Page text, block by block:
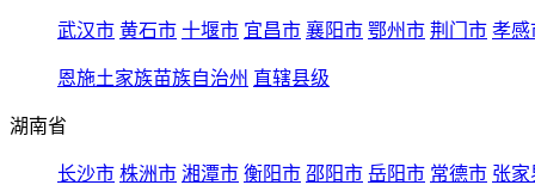
武汉市 黄石市 十堰市 宜昌市 襄阳市 鄂州市 荆门市 孝感
恩施土家族苗族自治州 直辖县级
湖南省
长沙市 株洲市 湘潭市 衡阳市 邵阳市 岳阳市 常德市 张家